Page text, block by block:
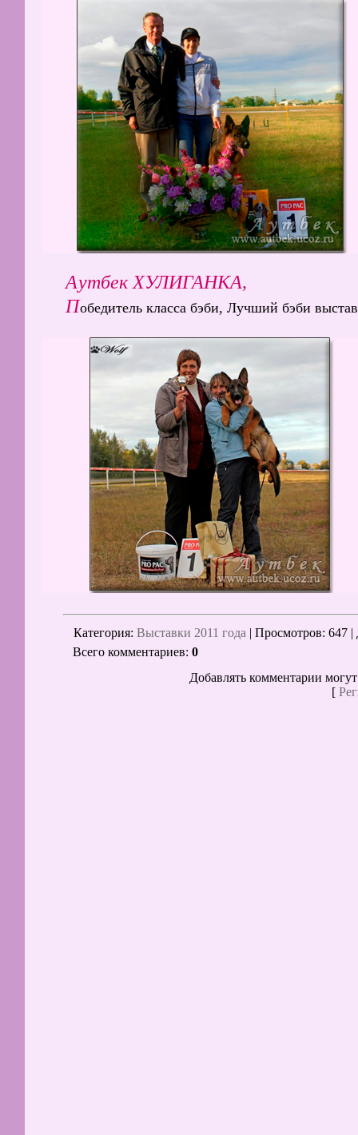
Аутбек ХУЛИГАНКА,
Победитель класса бэби, Лучший бэби
Категория: Выставки 2011 года | Просмотров: 647 |
Всего комментариев: 0
Добавлять комментарии
[